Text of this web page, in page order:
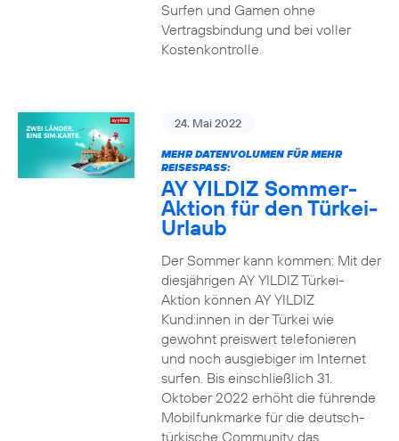
Surfen und Gamen ohne
Vertragsbindung und bei voller
Kostenkontrolle.
24. Mai 2022
MEHR DATENVOLUMEN FÜR MEHR
REISESPASS:
AY YILDIZ Sommer-
Aktion für den Türkei-
Urlaub
Der Sommer kann kommen: Mit der
diesjährigen AY YILDIZ Türkei-
Aktion können AY YILDIZ
Kund:innen in der Türkei wie
gewohnt preiswert telefonieren
und noch ausgiebiger im Internet
surfen. Bis einschließlich 31.
Oktober 2022 erhöht die führende
Mobilfunkmarke für die deutsch-
türkische Community das